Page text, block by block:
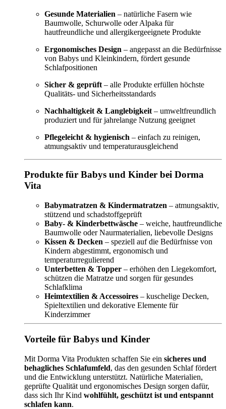
Gesunde Materialien – natürliche Fasern wie
Baumwolle, Schurwolle oder Alpaka für
hautfreundliche und allergikergeeignete Produkte
Ergonomisches Design – angepasst an die Bedürfnisse
von Babys und Kleinkindern, fördert gesunde
Schlafpositionen
Sicher & geprüft – alle Produkte erfüllen höchste
Qualitäts- und Sicherheitsstandards
Nachhaltigkeit & Langlebigkeit – umweltfreundlich
produziert und für jahrelange Nutzung geeignet
Pflegeleicht & hygienisch – einfach zu reinigen,
atmungsaktiv und temperaturausgleichend
Produkte für Babys und Kinder bei Dorma
Vita
Babymatratzen & Kindermatratzen – atmungsaktiv,
stützend und schadstoffgeprüft
Baby- & Kinderbettwäsche – weiche, hautfreundliche
Baumwolle oder Naurmaterialien, liebevolle Designs
Kissen & Decken – speziell auf die Bedürfnisse von
Kindern abgestimmt, ergonomisch und
temperaturregulierend
Unterbetten & Topper – erhöhen den Liegekomfort,
schützen die Matratze und sorgen für gesundes
Schlafklima
Heimtextilien & Accessoires – kuschelige Decken,
Spieltextilien und dekorative Elemente für
Kinderzimmer
Vorteile für Babys und Kinder
Mit Dorma Vita Produkten schaffen Sie ein sicheres und
behagliches Schlafumfeld, das den gesunden Schlaf fördert
und die Entwicklung unterstützt. Natürliche Materialien,
geprüfte Qualität und ergonomisches Design sorgen dafür,
dass sich Ihr Kind wohlfühlt, geschützt ist und entspannt
schlafen kann.